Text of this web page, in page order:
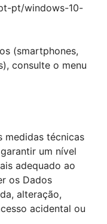
pt/windows-10-
(smartphones,
consulte o menu
medidas técnicas
um nível
adequado ao
os Dados
alteração,
acidental ou